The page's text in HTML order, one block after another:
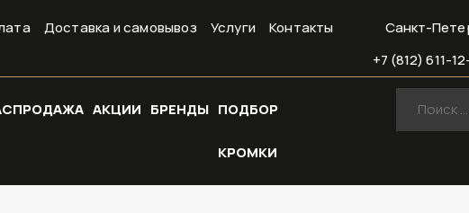
Доставка и самовывоз Услуги Контакты
Санкт-
+7 (812) 611-
АКЦИИ БРЕНДЫ ПОДБОР
КРОМКИ